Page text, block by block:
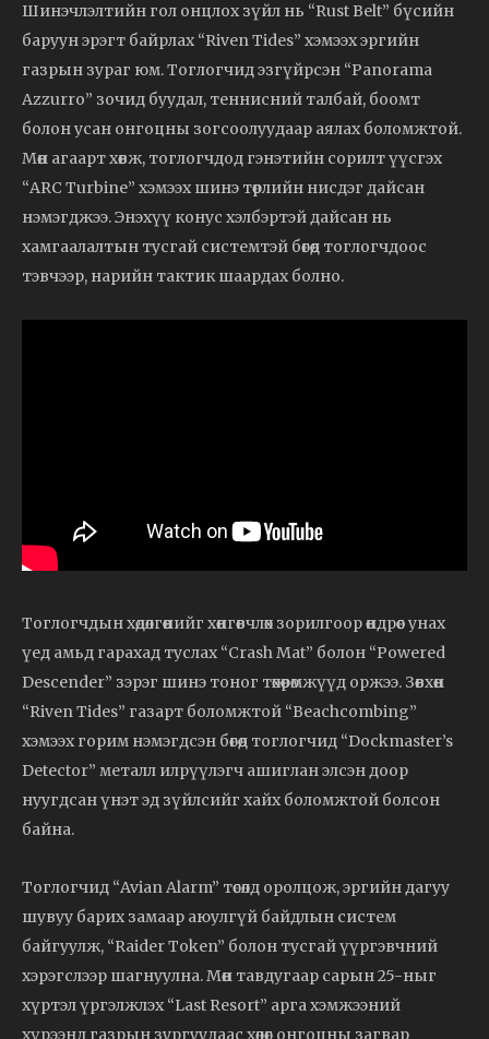
Шинэчлэлтийн гол онцлох зүйл нь “Rust Belt” бүсийн
баруун эрэгт байрлах “Riven Tides” хэмээх эргийн
газрын зураг юм. Тоглогчид эзгүйрсэн “Panorama
Azzurro” зочид буудал, теннисний талбай, боомт
болон усан онгоцны зогсоолуудаар аялах боломжтой.
Мөн агаарт хөвж, тоглогчдод гэнэтийн сорилт үүсгэх
“ARC Turbine” хэмээх шинэ төрлийн нисдэг дайсан
нэмэгджээ. Энэхүү конус хэлбэртэй дайсан нь
хамгаалалтын тусгай системтэй бөгөөд тоглогчдоос
тэвчээр, нарийн тактик шаардах болно.
Тоглогчдын хөдөлгөөнийг хөнгөвчлөх зорилгоор өндрөөс унах
үед амьд гарахад туслах “Crash Mat” болон “Powered
Descender” зэрэг шинэ тоног төхөөрөмжүүд оржээ. Зөвхөн
“Riven Tides” газарт боломжтой “Beachcombing”
хэмээх горим нэмэгдсэн бөгөөд тоглогчид “Dockmaster’s
Detector” металл илрүүлэгч ашиглан элсэн доор
нуугдсан үнэт эд зүйлсийг хайх боломжтой болсон
байна.
Тоглогчид “Avian Alarm” төсөлд оролцож, эргийн дагуу
шувуу барих замаар аюулгүй байдлын систем
байгуулж, “Raider Token” болон тусгай үүргэвчний
хэрэгслээр шагнуулна. Мөн тавдугаар сарын 25-ныг
хүртэл үргэлжлэх “Last Resort” арга хэмжээний
хүрээнд газрын зургуудаас хөлөг онгоцны загвар